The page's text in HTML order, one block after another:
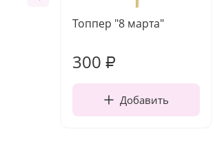
Топпер "8 марта"
300 ₽
Добавить